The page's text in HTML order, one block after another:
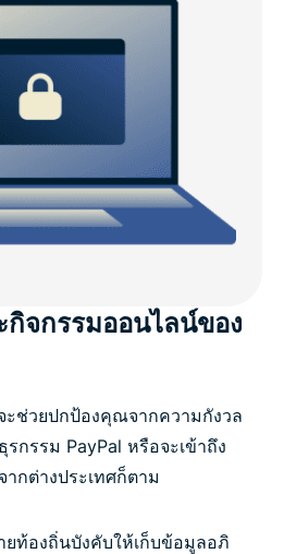
ฟรี
นอุปกรณ์ Windows?
ขั้นสูงสำหรับ Windows
อย่างไรบ้าง
ำหรับ Windows PC
งไม่มีความเสี่ยง
จกรรมออนไลน์ของ
ะช่วยปกป้องคุณจากความกังวล
กรรม PayPal หรือจะเข้าถึง
กต่างประเทศก็ตาม
ยท้องถิ่นบังคับให้เก็บข้อมูลอภิ